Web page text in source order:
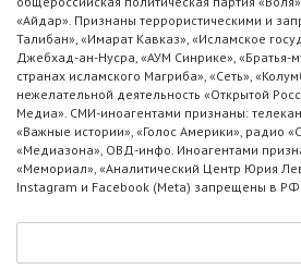
«Айдар». Признаны террористическими и
Талибан», «Имарат Кавказ», «Исламское
Джебхад-ан-Нусра, «АУМ Синрике», «Братья-
странах исламского Магриба», «Сеть»,
нежелательной деятельность «Открытой
Медиа». СМИ-иноагентами признаны:
«Важные истории», «Голос Америки», радио
«Медиазона», ОВД-инфо. Иноагентами
«Мемориал», «Аналитический Центр Юрия
Instagram и Facebook (Metа) запрещены в РФ